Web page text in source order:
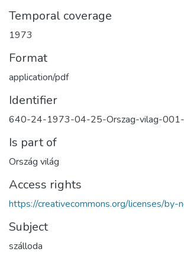
Temporal coverage
1973
Format
application/pdf
Identifier
640-24-1973-04-25-Orszag-vilag-
Is part of
Ország világ
Access rights
https://creativecommons.org/licenses/by-
Subject
szálloda